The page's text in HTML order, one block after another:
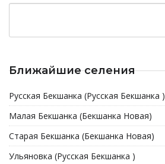
Ближайшие селения
Русская Бекшанка (Русская Бекшанка )
Малая Бекшанка (Бекшанка Новая)
Старая Бекшанка (Бекшанка Новая)
Ульяновка (Русская Бекшанка )